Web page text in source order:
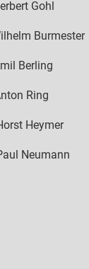
Gohl
Burmester
Ring